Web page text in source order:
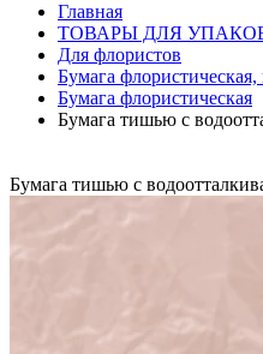
Главная
ТОВАРЫ ДЛЯ
Для флористов
Бумага флористическая,
Бумага флористическая
Бумага тишью с
Бумага тишью с